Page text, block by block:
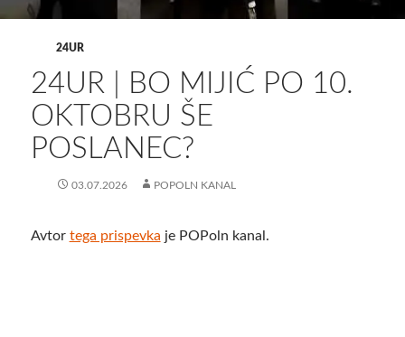
24UR
24UR | BO MIJIĆ PO 10.
OKTOBRU ŠE
POSLANEC?
03.07.2026 POPOLN KANAL
Avtor tega prispevka je POPoln kanal.